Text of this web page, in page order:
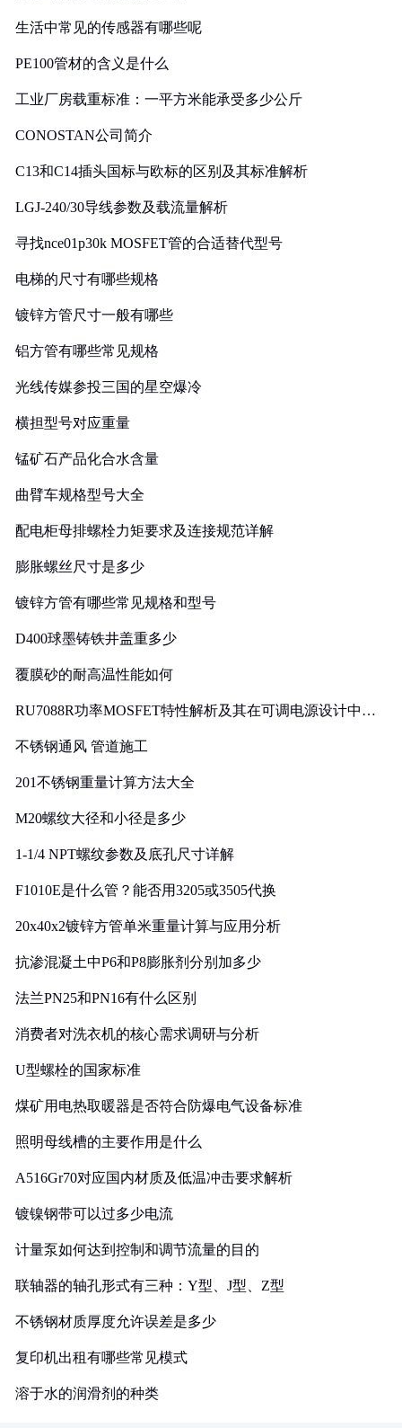
生活中常见的传感器有哪些呢
PE100管材的含义是什么
工业厂房载重标准：一平方米能承受多少公斤
CONOSTAN公司简介
C13和C14插头国标与欧标的区别及其标准解析
LGJ-240/30导线参数及载流量解析
寻找nce01p30k MOSFET管的合适替代型号
电梯的尺寸有哪些规格
镀锌方管尺寸一般有哪些
铝方管有哪些常见规格
光线传媒参投三国的星空爆冷
横担型号对应重量
锰矿石产品化合水含量
曲臂车规格型号大全
配电柜母排螺栓力矩要求及连接规范详解
膨胀螺丝尺寸是多少
镀锌方管有哪些常见规格和型号
D400球墨铸铁井盖重多少
覆膜砂的耐高温性能如何
RU7088R功率MOSFET特性解析及其在可调电源设计中的
不锈钢通风 管道施工
201不锈钢重量计算方法大全
M20螺纹大径和小径是多少
1-1/4 NPT螺纹参数及底孔尺寸详解
F1010E是什么管？能否用3205或3505代换
20x40x2镀锌方管单米重量计算与应用分析
抗渗混凝土中P6和P8膨胀剂分别加多少
法兰PN25和PN16有什么区别
消费者对洗衣机的核心需求调研与分析
U型螺栓的国家标准
煤矿用电热取暖器是否符合防爆电气设备标准
照明母线槽的主要作用是什么
A516Gr70对应国内材质及低温冲击要求解析
镀镍钢带可以过多少电流
计量泵如何达到控制和调节流量的目的
联轴器的轴孔形式有三种：Y型、J型、Z型
不锈钢材质厚度允许误差是多少
复印机出租有哪些常见模式
溶于水的润滑剂的种类